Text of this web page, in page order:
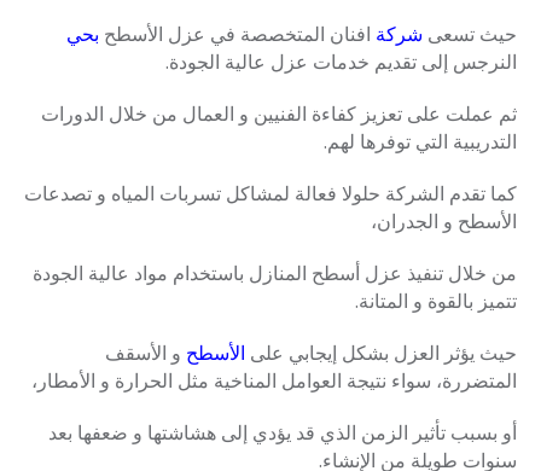
حيث تسعى شركة افنان المتخصصة في عزل الأسطح بحي
النرجس إلى تقديم خدمات عزل عالية الجودة.
ثم عملت على تعزيز كفاءة الفنيين و العمال من خلال الدورات
التدريبية التي توفرها لهم.
كما تقدم الشركة حلولا فعالة لمشاكل تسربات المياه و تصدعات
الأسطح و الجدران،
من خلال تنفيذ عزل أسطح المنازل باستخدام مواد عالية الجودة
تتميز بالقوة و المتانة.
حيث يؤثر العزل بشكل إيجابي على الأسطح و الأسقف
المتضررة، سواء نتيجة العوامل المناخية مثل الحرارة و الأمطار،
أو بسبب تأثير الزمن الذي قد يؤدي إلى هشاشتها و ضعفها بعد
سنوات طويلة من الإنشاء.